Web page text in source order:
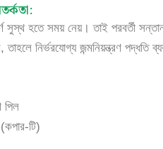
সুস্থ হতে সময় নেয়। তাই পরবর্তী
তাহলে নির্ভরযোগ্য জন্মনিয়ন্ত্রণ পদ্ধতি
পিল
টি)